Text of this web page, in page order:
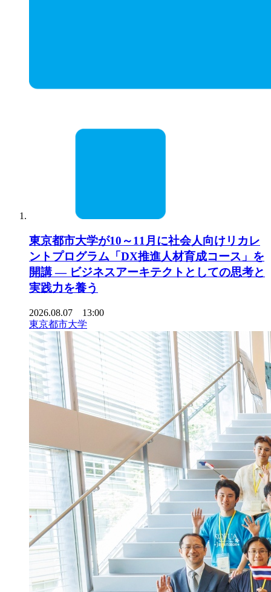
東京都市大学が10～11月に社会人向けリカレ
ントプログラム「DX推進人材育成コース」を
開講 ― ビジネスアーキテクトとしての思考と
実践力を養う
2026.08.07 13:00
東京都市大学